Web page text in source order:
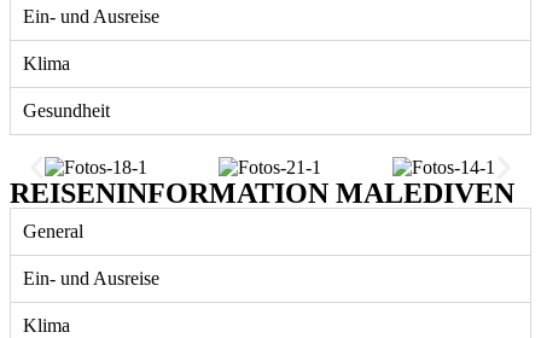
Ein- und Ausreise
Klima
Gesundheit
REISENINFORMATION MALEDIVEN
General
Ein- und Ausreise
Klima